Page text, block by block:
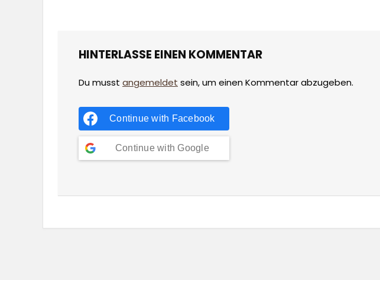
HINTERLASSE EINEN KOMMENTAR
Du musst angemeldet sein, um einen Kommentar abzugeben.
Continue with Facebook
Continue with Google